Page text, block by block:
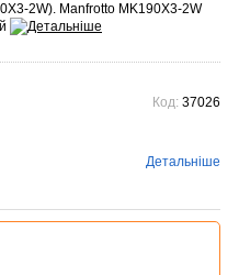
2W). Manfrotto MK190X3-2W
Код: 37026
Детальніше